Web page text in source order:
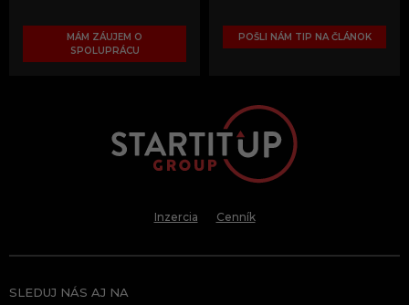
MÁM ZÁUJEM O
SPOLUPRÁCU
POŠLI NÁM TIP NA ČLÁNOK
Inzercia Cenník
SLEDUJ NÁS AJ NA